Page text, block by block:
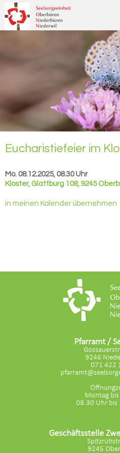
Eu­cha­ris­tie­fei­er im
Mo. 08.12.2025, 08.30 Uhr
Kloster, Glattburg 108, 9245
in meinen Kalender übernehmen
Pfarramt /
9246
071 422
Montag bis
08.30 Uhr bis
Geschäftsstelle
9245